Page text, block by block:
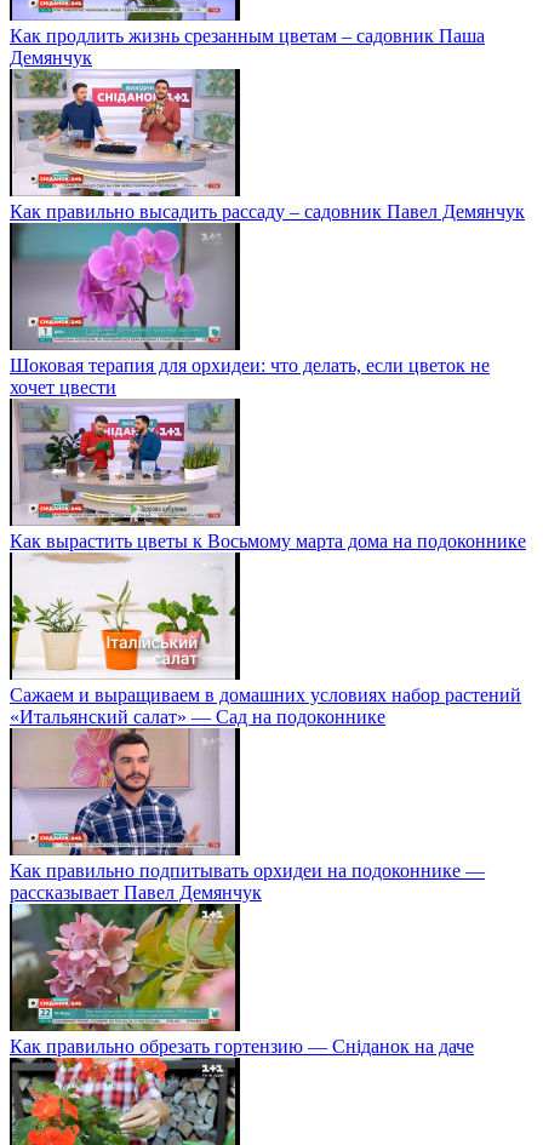
Как продлить жизнь срезанным цветам – садовник Паша
Демянчук
Как правильно высадить рассаду – садовник Павел Демянчук
Шоковая терапия для орхидеи: что делать, если цветок не
хочет цвести
Как вырастить цветы к Восьмому марта дома на подоконнике
Сажаем и выращиваем в домашних условиях набор растений
«Итальянский салат» — Сад на подоконнике
Как правильно подпитывать орхидеи на подоконнике —
рассказывает Павел Демянчук
Как правильно обрезать гортензию — Сніданок на даче